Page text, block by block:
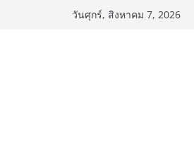
วันศุกร์, สิงหาคม 7, 2026